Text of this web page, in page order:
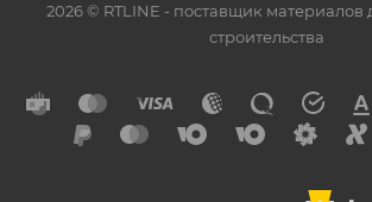
2026 © RTLINE - поставщик материалов
строительства